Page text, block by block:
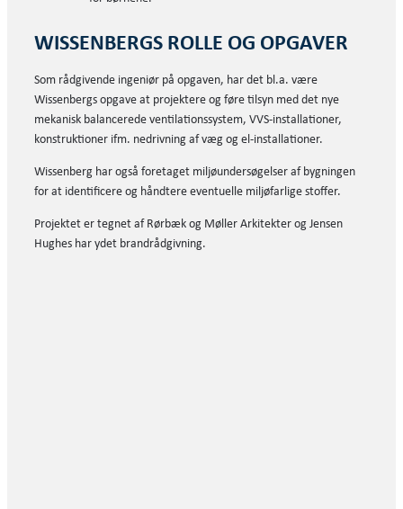
WISSENBERGS ROLLE OG OPGAVER
Som rådgivende ingeniør på opgaven, har det bl.a. være
Wissenbergs opgave at projektere og føre tilsyn med det nye
mekanisk balancerede ventilationssystem, VVS-installationer,
konstruktioner ifm. nedrivning af væg og el-installationer.
Wissenberg har også foretaget miljøundersøgelser af bygningen
for at identificere og håndtere eventuelle miljøfarlige stoffer.
Projektet er tegnet af Rørbæk og Møller Arkitekter og Jensen
Hughes har ydet brandrådgivning.